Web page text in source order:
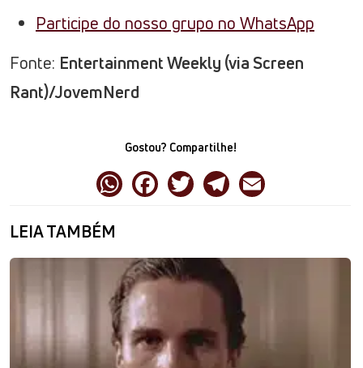
Participe do nosso grupo no WhatsApp
Fonte: Entertainment Weekly (via Screen
Rant)/JovemNerd
Gostou? Compartilhe!
LEIA TAMBÉM